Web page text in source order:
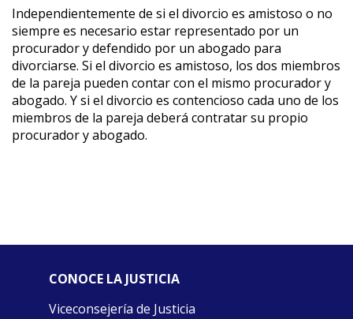
Independientemente de si el divorcio es amistoso o no
siempre es necesario estar representado por un
procurador y defendido por un abogado para
divorciarse. Si el divorcio es amistoso, los dos miembros
de la pareja pueden contar con el mismo procurador y
abogado. Y si el divorcio es contencioso cada uno de los
miembros de la pareja deberá contratar su propio
procurador y abogado.
CONOCE LA JUSTICIA
Viceconsejería de Justicia